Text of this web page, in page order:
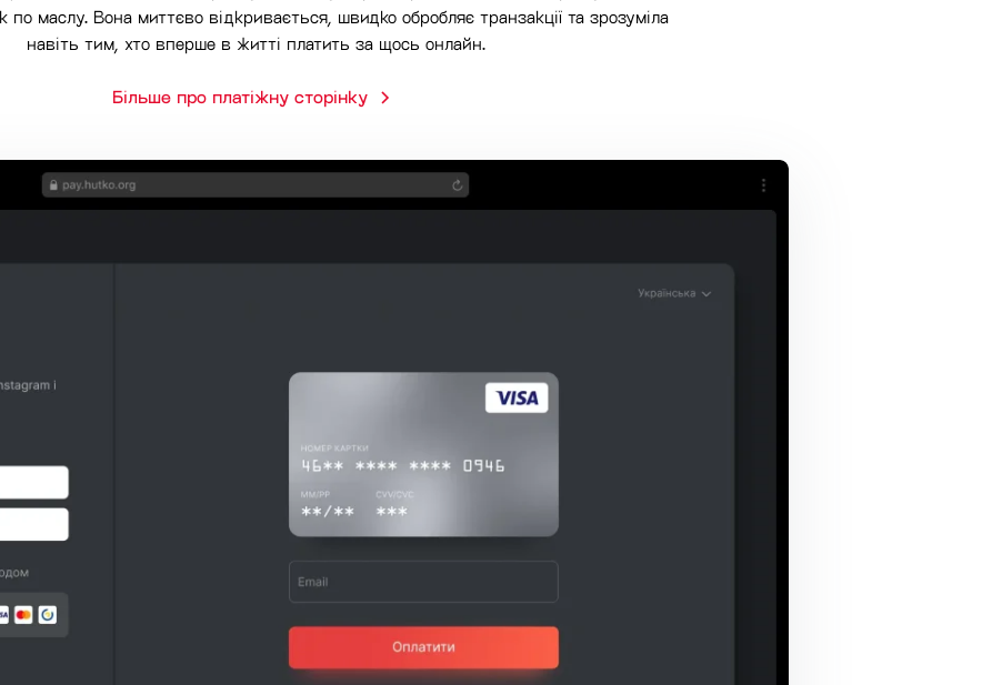
маслу. Вона миттєво відкривається, швидко обробляє транзакції та зрозуміла
навіть тим, хто вперше в житті платить за щось онлайн.
Більше про платіжну сторінку